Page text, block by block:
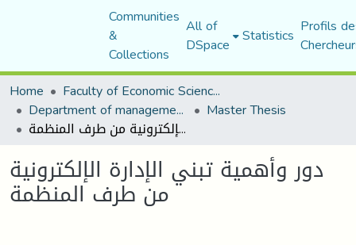
Communities
&
Collections
All of
DSpace Statistics Profils
Home
Faculty of Economic Sciences, Commerce and Management Sciences
Department of management sciences Master Thesis
دور وأهمية تبني الإدارة الإلكترونية من طرف المنظمة
دور وأهمية تبني الإدارة الإلكترونية
من طرف المنظمة